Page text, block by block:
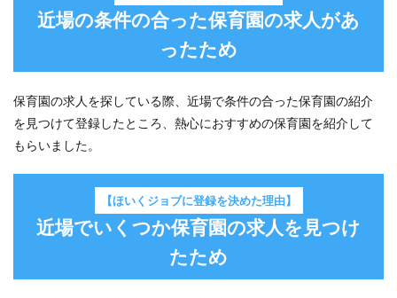
め
いく
ブを
知っ
っか
件の
合っ
の求
近場の条件の合った保育園の求人があ
ったため
保育園の求人を探している際、近場で条件の合った保育園の紹介
を見つけて登録したところ、熱心におすすめの保育園を紹介して
もらいました。
【ほいくジョブに登録を決めた理由】
近場でいくつか保育園の求人を見つけ
たため